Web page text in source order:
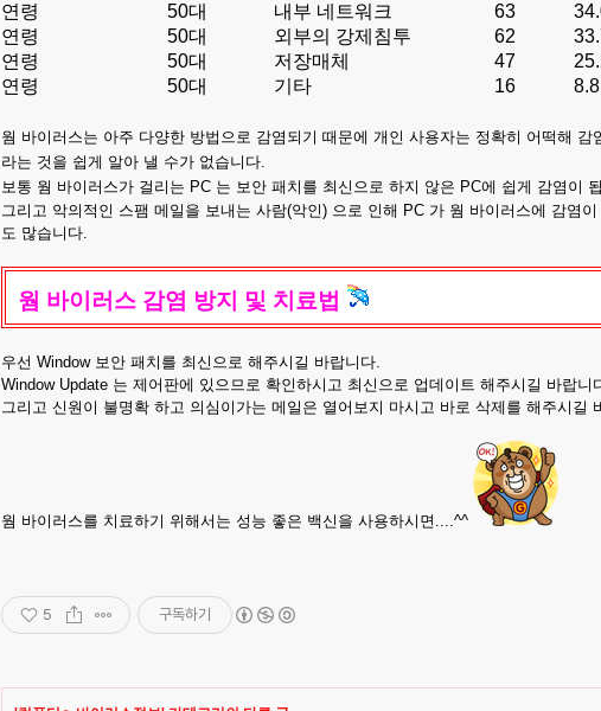
연령
50대 내부 네트워크 63
연령
50대 외부의 강제침투 62
연령
50대 저장매체 47
연령
50대 기타 16 8.8
웜 바이러스는 아주 다양한 방법으로 감염되기 때문에 개인 사용자는 정확히 어떡해 감
라는 것을 쉽게 알아 낼 수가 없습니다.
보통 웜 바이러스가 걸리는 PC 는 보안 패치를 최신으로 하지 않은 PC에 쉽게 감염이
그리고 악의적인 스팸 메일을 보내는 사람(악인) 으로 인해 PC 가 웜 바이러스에 감염이
도 많습니다.
웜 바이러스 감염 방지 및 치료법
우선 Window 보안 패치를 최신으로 해주시길 바랍니다.
Window Update 는 제어판에 있으므로 확인하시고 최신으로 업데이트 해주시길 바랍니
그리고 신원이 불명확 하고 의심이가는 메일은 열어보지 마시고 바로 삭제를 해주시길
웜 바이러스를 치료하기 위해서는 성능 좋은 백신을 사용하시면....^^
5 구독하기